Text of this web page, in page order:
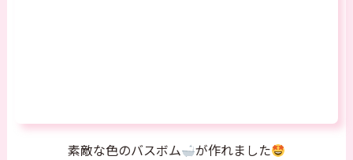
素敵な色のバスボム が作れました